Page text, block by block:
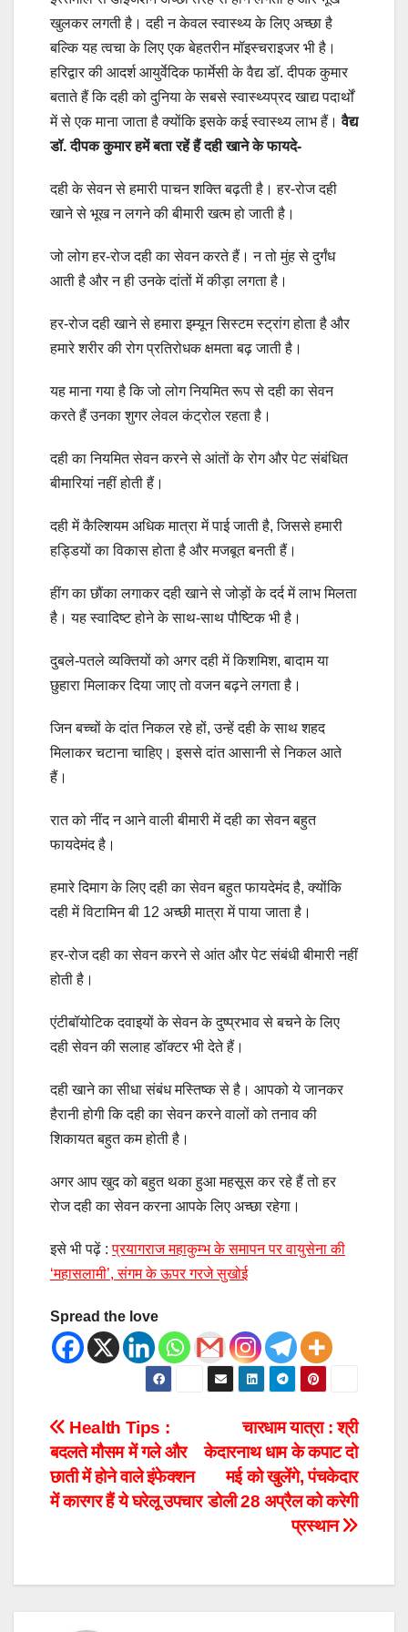
खुलकर लगती है। दही न केवल स्वास्थ्य के लिए अच्छा है
बल्कि यह त्वचा के लिए एक बेहतरीन मॉइस्चराइजर भी है।
हरिद्वार की आदर्श आयुर्वेदिक फार्मेसी के वैद्य डॉ. दीपक कुमार
बताते हैं कि दही को दुनिया के सबसे स्वास्थ्यप्रद खाद्य पदार्थों
में से एक माना जाता है क्योंकि इसके कई स्वास्थ्य लाभ हैं।वैद्य
डॉ. दीपक कुमार हमें बता रहें हैं दही खाने के फायदे-
दही के सेवन से हमारी पाचन शक्ति बढ़ती है। हर-रोज दही
खाने से भूख न लगने की बीमारी खत्म हो जाती है।
जो लोग हर-रोज दही का सेवन करते हैं। न तो मुंह से दुर्गंध
आती है और न ही उनके दांतों में कीड़ा लगता है।
हर-रोज दही खाने से हमारा इम्यून सिस्टम स्ट्रांग होता है और
हमारे शरीर की रोग प्रतिरोधक क्षमता बढ़ जाती है।
यह माना गया है कि जो लोग नियमित रूप से दही का सेवन
करते हैं उनका शुगर लेवल कंट्रोल रहता है।
दही का नियमित सेवन करने से आंतों के रोग और पेट संबंधित
बीमारियां नहीं होती हैं।
दही में कैल्शियम अधिक मात्रा में पाई जाती है, जिससे हमारी
हड्डियों का विकास होता है और मजबूत बनती हैं।
हींग का छौंका लगाकर दही खाने से जोड़ों के दर्द में लाभ मिलता
है। यह स्वादिष्ट होने के साथ-साथ पौष्टिक भी है।
दुबले-पतले व्यक्तियों को अगर दही में किशमिश, बादाम या
छुहारा मिलाकर दिया जाए तो वजन बढ़ने लगता है।
जिन बच्चों के दांत निकल रहे हों, उन्हें दही के साथ शहद
मिलाकर चटाना चाहिए। इससे दांत आसानी से निकल आते
हैं।
रात को नींद न आने वाली बीमारी में दही का सेवन बहुत
फायदेमंद है।
हमारे दिमाग के लिए दही का सेवन बहुत फायदेमंद है, क्योंकि
दही में विटामिन बी 12 अच्छी मात्रा में पाया जाता है।
हर-रोज दही का सेवन करने से आंत और पेट संबंधी बीमारी नहीं
होती है।
एंटीबॉयोटिक दवाइयों के सेवन के दुष्प्रभाव से बचने के लिए
दही सेवन की सलाह डॉक्टर भी देते हैं।
दही खाने का सीधा संबंध मस्तिष्क से है। आपको ये जानकर
हैरानी होगी कि दही का सेवन करने वालों को तनाव की
शिकायत बहुत कम होती है।
अगर आप खुद को बहुत थका हुआ महसूस कर रहे हैं तो हर
रोज दही का सेवन करना आपके लिए अच्छा रहेगा।
इसे भी पढ़ें :प्रयागराज महाकुम्भ के समापन पर वायुसेना की
‘महासलामी’, संगम के ऊपर गरजे सुखोई
Spread the love
चारधाम यात्रा : श्री
केदारनाथ धाम के कपाट दो
मई को खुलेंगे, पंचकेदार
डोली 28 अप्रैल को करेगी
प्रस्थान
Health Tips :
बदलते मौसम में गले और
छाती में होने वाले इंफेक्शन
में कारगर हैं ये घरेलू उपचार